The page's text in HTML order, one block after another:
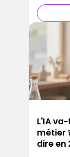
L'IA
métier
dire en